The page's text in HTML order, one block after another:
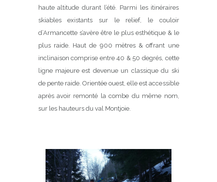
haute altitude durant l’été. Parmi les itinéraires
skiables existants sur le relief, le couloir
d’Armancette s’avère être le plus esthétique & le
plus raide. Haut de 900 mètres & offrant une
inclinaison comprise entre 40 & 50 degrés, cette
ligne majeure est devenue un classique du ski
de pente raide. Orientée ouest, elle est accessible
après avoir remonté la combe du même nom,
sur les hauteurs du val Montjoie.